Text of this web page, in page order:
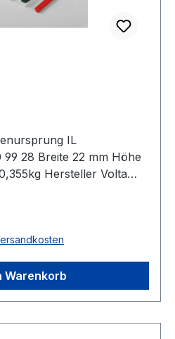
IL
28 Breite 22 mm Höhe
Hersteller Volta
Polyester Shorehärte
Warenkorb